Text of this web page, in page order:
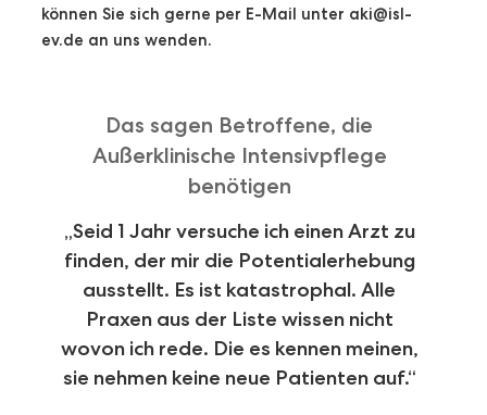
können Sie sich gerne per E-Mail unter aki@isl-
ev.de an uns wenden.
Das sagen Betroffene, die
Außerklinische Intensivpflege
benötigen
„Seid 1 Jahr versuche ich einen Arzt zu
finden, der mir die Potentialerhebung
ausstellt. Es ist katastrophal. Alle
Praxen aus der Liste wissen nicht
wovon ich rede. Die es kennen meinen,
sie nehmen keine neue Patienten auf.“